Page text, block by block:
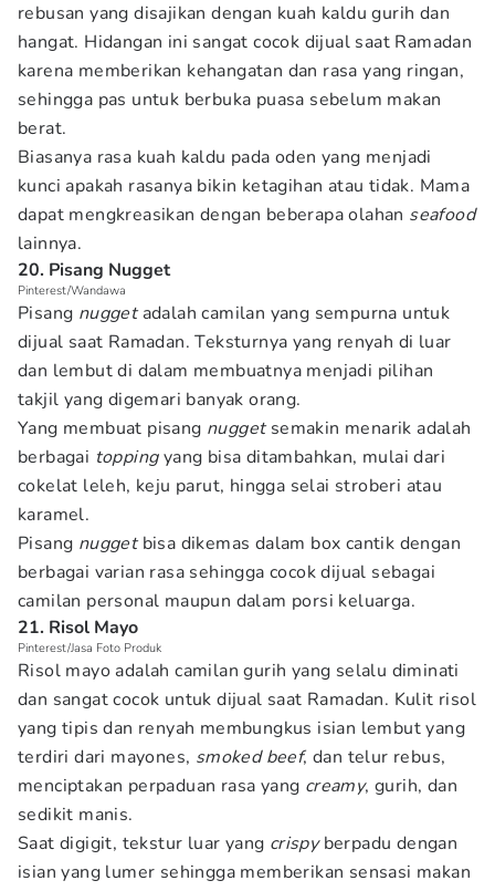
rebusan yang disajikan dengan kuah kaldu gurih dan
hangat. Hidangan ini sangat cocok dijual saat Ramadan
karena memberikan kehangatan dan rasa yang ringan,
sehingga pas untuk berbuka puasa sebelum makan
berat.
Biasanya rasa kuah kaldu pada oden yang menjadi
kunci apakah rasanya bikin ketagihan atau tidak. Mama
dapat mengkreasikan dengan beberapa olahan seafood
lainnya.
20. Pisang Nugget
Pinterest/Wandawa
Pisang nuggetadalah camilan yang sempurna untuk
dijual saat Ramadan. Teksturnya yang renyah di luar
dan lembut di dalam membuatnya menjadi pilihan
takjil yang digemari banyak orang.
Yang membuat pisang nuggetsemakin menarik adalah
berbagai toppingyang bisa ditambahkan, mulai dari
cokelat leleh, keju parut, hingga selai stroberi atau
karamel.
Pisang nuggetbisa dikemas dalam box cantik dengan
berbagai varian rasa sehingga cocok dijual sebagai
camilan personal maupun dalam porsi keluarga.
21. Risol Mayo
Pinterest/Jasa Foto Produk
Risol mayo adalah camilan gurih yang selalu diminati
dan sangat cocok untuk dijual saat Ramadan. Kulit risol
yang tipis dan renyah membungkus isian lembut yang
terdiri dari mayones, smoked beef, dan telur rebus,
menciptakan perpaduan rasa yang creamy, gurih, dan
sedikit manis.
Saat digigit, tekstur luar yang crispyberpadu dengan
isian yang lumer sehingga memberikan sensasi makan